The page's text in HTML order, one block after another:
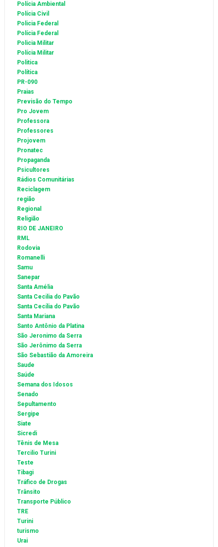
Polícia Ambiental
Polícia Civil
Policia Federal
Polícia Federal
Policia Militar
Polícia Militar
Politica
Política
PR-090
Praias
Previsão do Tempo
Pro Jovem
Professora
Professores
Projovem
Pronatec
Propaganda
Psicultores
Rádios Comunitárias
Reciclagem
região
Regional
Religião
RIO DE JANEIRO
RML
Rodovia
Romanelli
Samu
Sanepar
Santa Amélia
Santa Cecilia do Pavão
Santa Cecília do Pavão
Santa Mariana
Santo Antônio da Platina
São Jeronimo da Serra
São Jerônimo da Serra
São Sebastião da Amoreira
Saude
Saúde
Semana dos Idosos
Senado
Sepultamento
Sergipe
Siate
Sicredi
Tênis de Mesa
Tercilio Turini
Teste
Tibagi
Tráfico de Drogas
Trânsito
Transporte Público
TRE
Turini
turismo
Urai